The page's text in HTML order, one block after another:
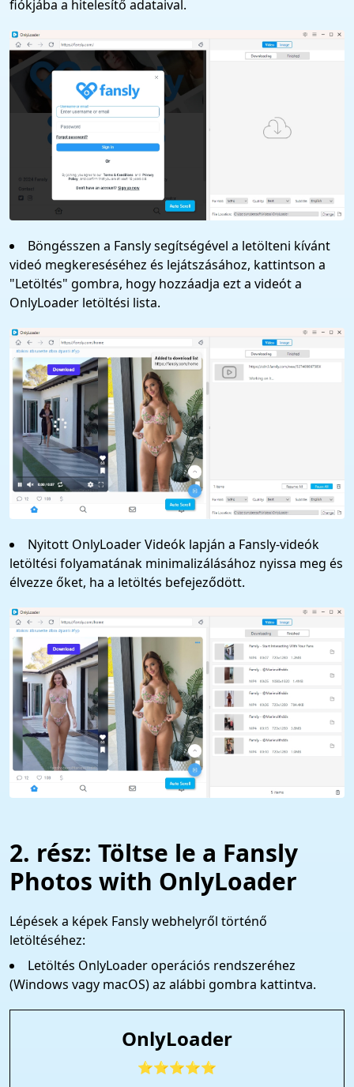
fiókjába a hitelesítő adataival.
Böngésszen a Fansly segítségével a letölteni kívánt
videó megkereséséhez és lejátszásához, kattintson a
"Letöltés" gombra, hogy hozzáadja ezt a videót a
OnlyLoader letöltési lista.
Nyitott OnlyLoader Videók lapján a Fansly-videók
letöltési folyamatának minimalizálásához nyissa meg és
élvezze őket, ha a letöltés befejeződött.
2. rész: Töltse le a Fansly
Photos with OnlyLoader
Lépések a képek Fansly webhelyről történő
letöltéséhez:
Letöltés OnlyLoader operációs rendszeréhez
(Windows vagy macOS) az alábbi gombra kattintva.
OnlyLoader
⭐⭐⭐⭐⭐